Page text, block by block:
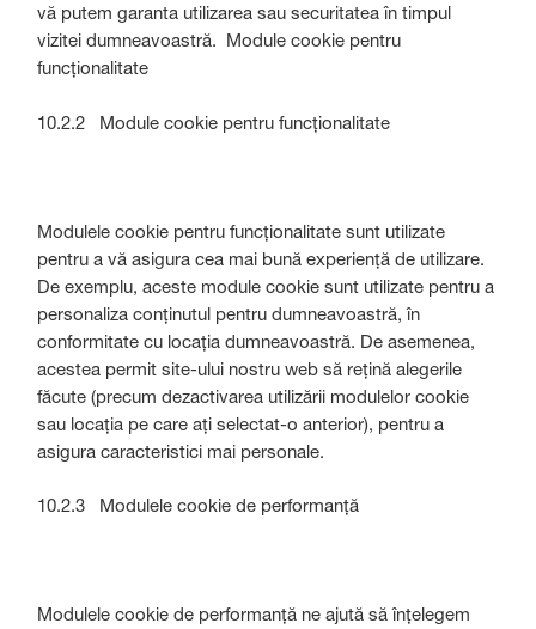
vă putem garanta utilizarea sau securitatea în timpul
vizitei dumneavoastră. Module cookie pentru
funcționalitate
10.2.2 Module cookie pentru funcționalitate
Modulele cookie pentru funcționalitate sunt utilizate
pentru a vă asigura cea mai bună experiență de utilizare.
De exemplu, aceste module cookie sunt utilizate pentru a
personaliza conținutul pentru dumneavoastră, în
conformitate cu locația dumneavoastră. De asemenea,
acestea permit site-ului nostru web să rețină alegerile
făcute (precum dezactivarea utilizării modulelor cookie
sau locația pe care ați selectat-o anterior), pentru a
asigura caracteristici mai personale.
10.2.3 Modulele cookie de performanță
Modulele cookie de performanță ne ajută să înțelegem